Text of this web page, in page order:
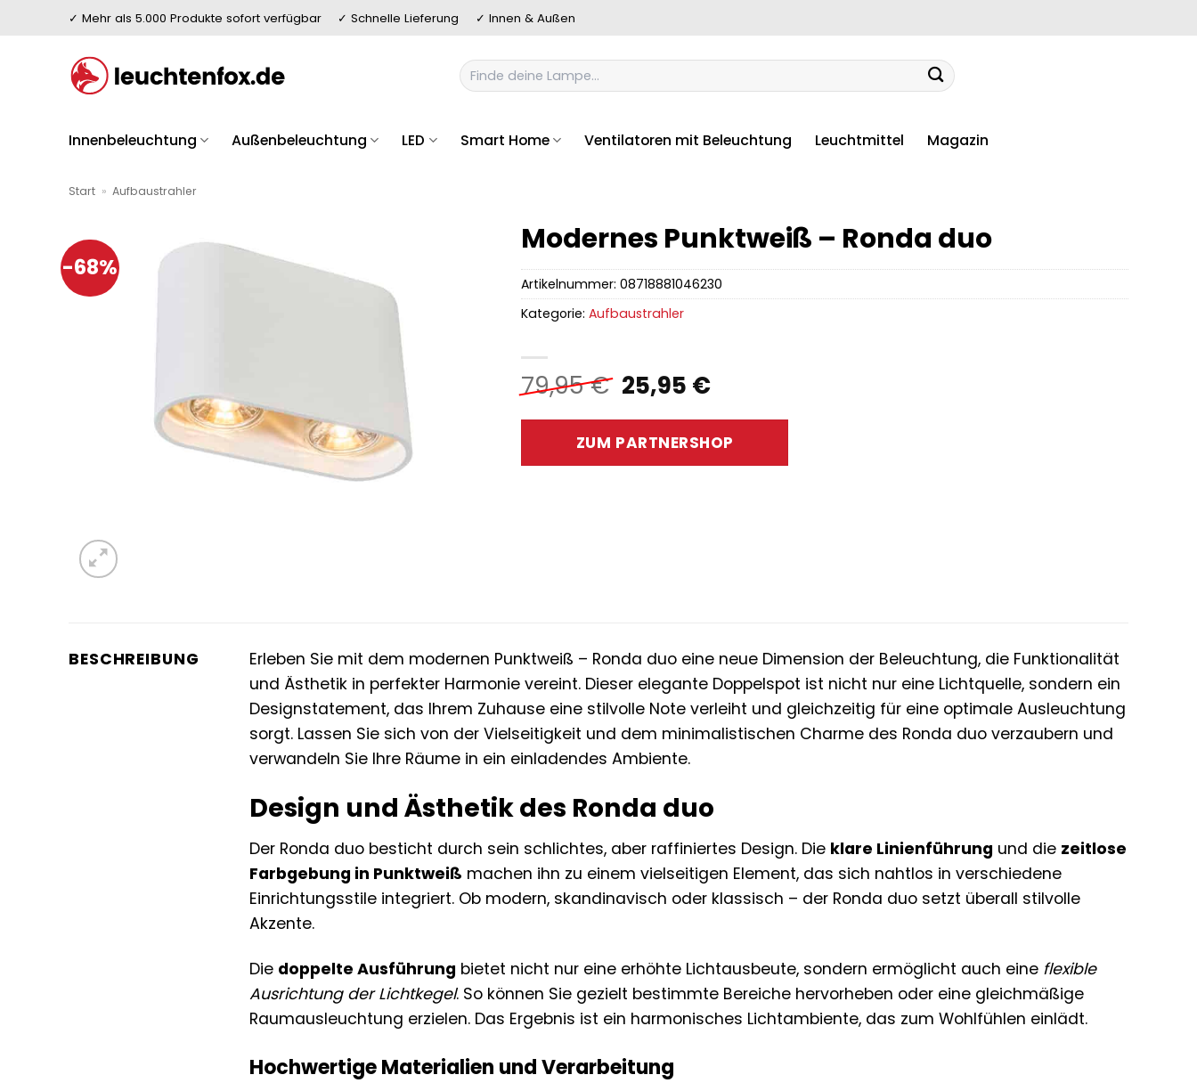
✓ Mehr als 5.000 Produkte sofort verfügbar ✓ Schnelle Lieferung ✓ Innen & Außen
Suchen
nach:
Innenbeleuchtung Außenbeleuchtung LED Smart Home Ventilatoren mit Beleuchtung Leuchtmittel Magazin
Start » Aufbaustrahler
-68%
Modernes Punktweiß – Ronda duo
79,95€ Ursprünglicher
Preis
war:
79,95 €
25,95 €Aktueller
ist:
25,95 €.
ZUM PARTNERSHOP
Artikelnummer:08718881046230
Kategorie:Aufbaustrahler
BESCHREIBUNG
Erleben Sie mit dem modernen Punktweiß – Ronda duo eine neue Dimension der Beleuchtung, die Funktionalität
und Ästhetik in perfekter Harmonie vereint. Dieser elegante Doppelspot ist nicht nur eine Lichtquelle, sondern ein
Designstatement, das Ihrem Zuhause eine stilvolle Note verleiht und gleichzeitig für eine optimale Ausleuchtung
sorgt. Lassen Sie sich von der Vielseitigkeit und dem minimalistischen Charme des Ronda duo verzaubern und
verwandeln Sie Ihre Räume in ein einladendes Ambiente.
Design und Ästhetik des Ronda duo
Der Ronda duo besticht durch sein schlichtes, aber raffiniertes Design. Die klare Linienführung und die zeitlose
Farbgebung in Punktweiß machen ihn zu einem vielseitigen Element, das sich nahtlos in verschiedene
Einrichtungsstile integriert. Ob modern, skandinavisch oder klassisch – der Ronda duo setzt überall stilvolle
Akzente.
Die doppelte Ausführung bietet nicht nur eine erhöhte Lichtausbeute, sondern ermöglicht auch eine flexible
Ausrichtung der Lichtkegel. So können Sie gezielt bestimmte Bereiche hervorheben oder eine gleichmäßige
Raumausleuchtung erzielen. Das Ergebnis ist ein harmonisches Lichtambiente, das zum Wohlfühlen einlädt.
Hochwertige Materialien und Verarbeitung